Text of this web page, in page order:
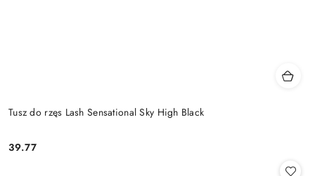
Tusz do rzęs Lash Sensational Sky High Black
Cena:
39.77